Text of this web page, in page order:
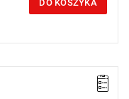
DO KOSZYKA